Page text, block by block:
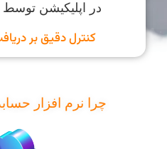
در اپلیکیشن
کنترل دقیق بر
چرا نرم افزار